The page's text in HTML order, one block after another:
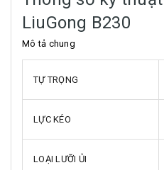
LiuGong B230
Mô tả chung
TỰ TRỌNG
LỰC KÉO
LOẠI LƯỠI ỦI